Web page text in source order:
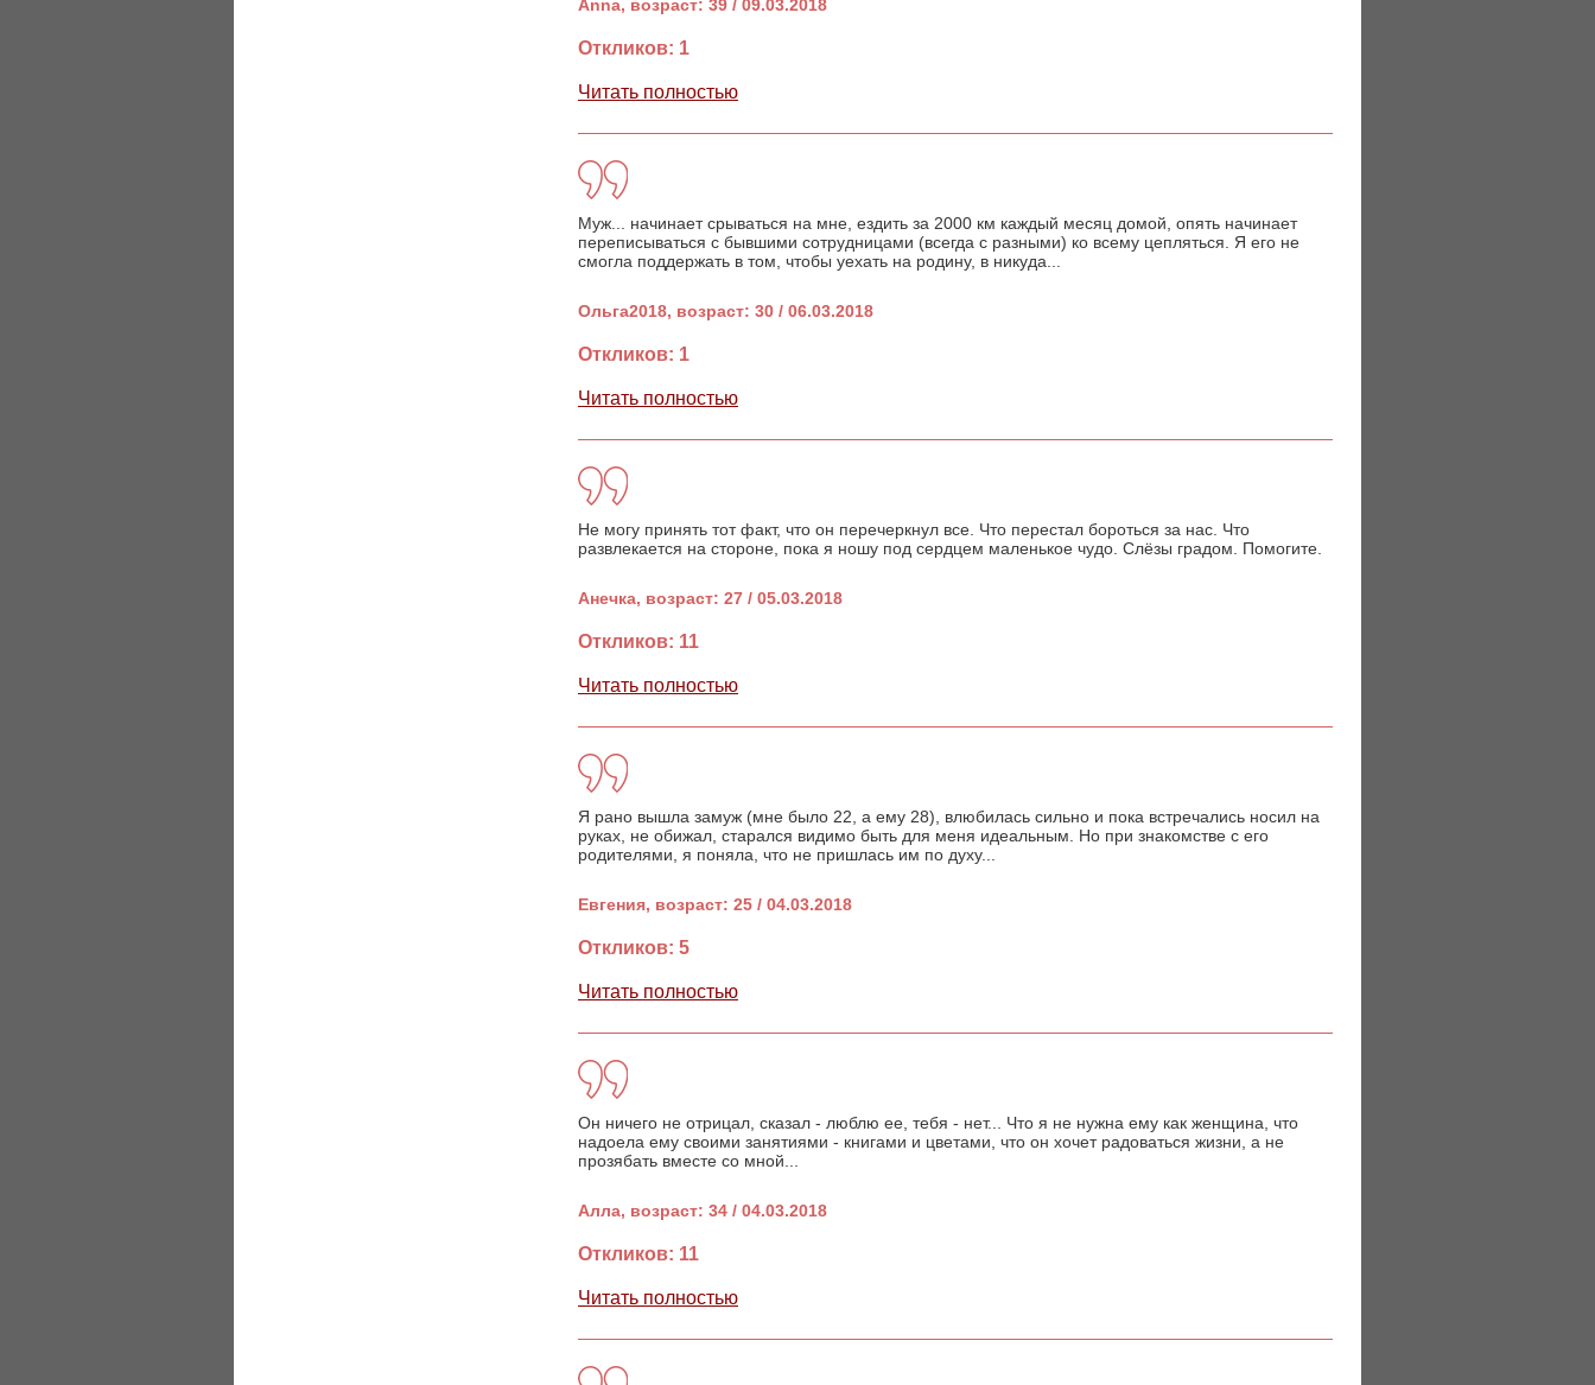
Anna, возраст: 39 / 09.03.2018
Откликов: 1
Читать полностью
Муж... начинает срываться на мне, ездить за 2000 км каждый месяц домой, опять начинает
переписываться с бывшими сотрудницами (всегда с разными) ко всему цепляться. Я его не
смогла поддержать в том, чтобы уехать на родину, в никуда...
Ольга2018, возраст: 30 / 06.03.2018
Откликов: 1
Читать полностью
Не могу принять тот факт, что он перечеркнул все. Что перестал бороться за нас. Что
развлекается на стороне, пока я ношу под сердцем маленькое чудо. Слёзы градом. Помогите.
Анечка, возраст: 27 / 05.03.2018
Откликов: 11
Читать полностью
Я рано вышла замуж (мне было 22, а ему 28), влюбилась сильно и пока встречались носил на
руках, не обижал, старался видимо быть для меня идеальным. Но при знакомстве с его
родителями, я поняла, что не пришлась им по духу...
Евгения, возраст: 25 / 04.03.2018
Откликов: 5
Читать полностью
Он ничего не отрицал, сказал - люблю ее, тебя - нет... Что я не нужна ему как женщина, что
надоела ему своими занятиями - книгами и цветами, что он хочет радоваться жизни, а не
прозябать вместе со мной...
Алла, возраст: 34 / 04.03.2018
Откликов: 11
Читать полностью